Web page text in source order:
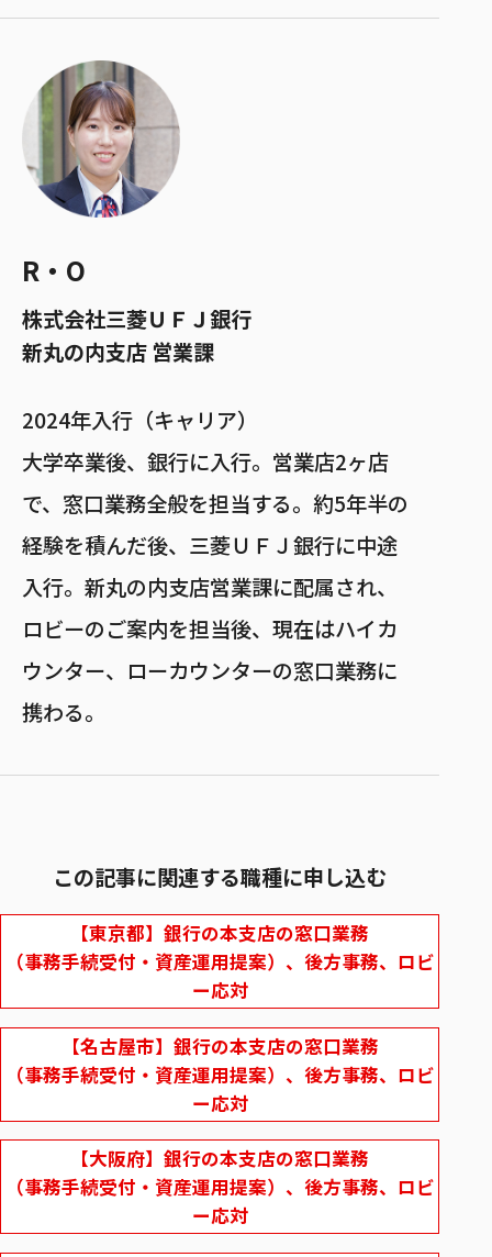
R・O
株式会社三菱ＵＦＪ銀行
新丸の内支店 営業課
2024年入行（キャリア）
大学卒業後、銀行に入行。営業店2ヶ店
で、窓口業務全般を担当する。約5年半の
経験を積んだ後、三菱ＵＦＪ銀行に中途
入行。新丸の内支店営業課に配属され、
ロビーのご案内を担当後、現在はハイカ
ウンター、ローカウンターの窓口業務に
携わる。
この記事に関連する職種に申し込む
【東京都】銀行の本支店の窓口業務
（事務手続受付・資産運用提案）、後方事務、ロビ
ー応対
【名古屋市】銀行の本支店の窓口業務
（事務手続受付・資産運用提案）、後方事務、ロビ
ー応対
【大阪府】銀行の本支店の窓口業務
（事務手続受付・資産運用提案）、後方事務、ロビ
ー応対